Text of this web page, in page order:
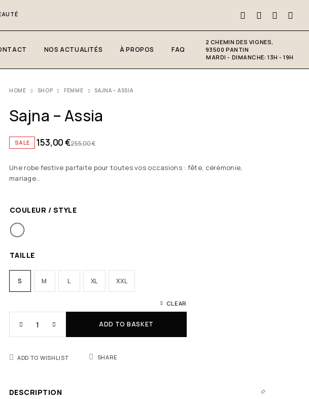
NOS ACTUALITÉS À PROPOS FAQ
2 CHEMIN DES VIGNES,
93500 PANTIN
MARDI - DIMANCHE: 13H - 19H
HOME SHOP FEMME SAJNA – ASSIA
Sajna – Assia
SALE 255,00€
153,00€
Une robe festive parfaite pour toutes vos occasions : fête, cérémonie,
mariage…
COULEUR / STYLE
TAILLE
S M L XL XXL
CLEAR
ADD TO BASKET
ADD TO WISHLIST SHARE
DESCRIPTION